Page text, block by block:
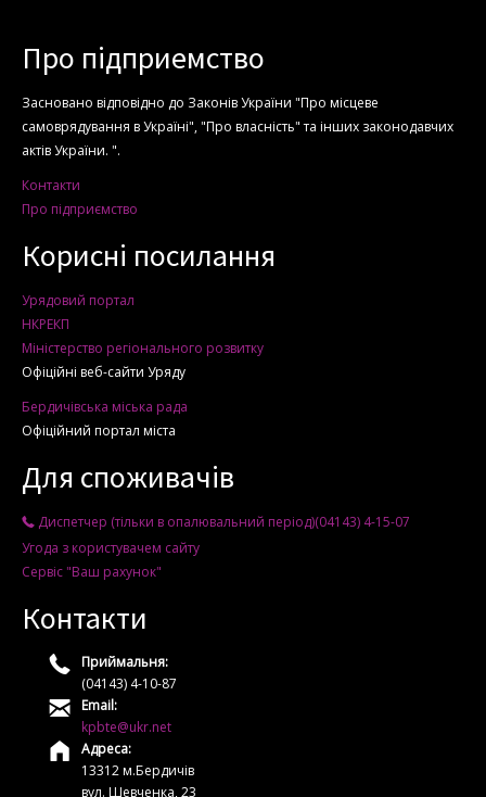
Про підприемство
Засновано відповідно до Законів України "Про місцеве
самоврядування в Україні", "Про власність" та інших законодавчих
актів України. ".
Контакти
Про підприємство
Корисні посилання
Урядовий портал
НКРЕКП
Міністерство регіонального розвитку
Офіційні веб-сайти Уряду
Бердичівська міська рада
Офіційний портал міста
Для споживачів
Диспетчер (тільки в опалювальний період)(04143) 4-15-07
Угода з користувачем сайту
Сервіс "Ваш рахунок"
Контакти
Приймальня:
(04143) 4-10-87
Email:
kpbte@ukr.net
Адреса:
13312 м.Бердичів
вул. Шевченка, 23